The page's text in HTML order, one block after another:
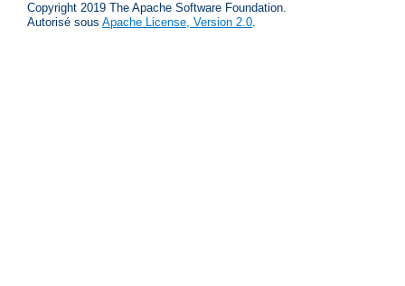
Copyright 2019 The Apache Software Foundation.
Autorisé sous Apache License, Version 2.0.